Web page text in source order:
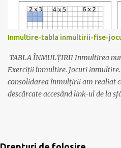
Inmultire-tabla inmultirii-fise-
TABLA ÎNMULȚIRII Inmultirea
Exerciții înmultire. Jocuri
consolidarea înmulțirii am realiat
descărcate accesând link-ul de la
înmulțirii Mai multe despre